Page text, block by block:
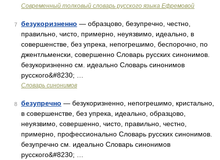
Современный толковый словарь русского языка Ефремовой
7 безукоризненно — образцово, безупречно, честно,
правильно, чисто, примерно, неуязвимо, идеально, в
совершенстве, без упрека, непогрешимо, беспорочно, по
джентльменски, совершенно Словарь русских синонимов.
безукоризненно см. идеально Словарь синонимов
русского&#8230; …
Словарь синонимов
8 безупречно — безукоризненно, непогрешимо, кристально,
в совершенстве, без упрека, идеально, образцово,
неуязвимо, совершенно, чисто, правильно, честно,
примерно, профессионально Словарь русских синонимов.
безупречно см. идеально Словарь синонимов
русского&#8230; …